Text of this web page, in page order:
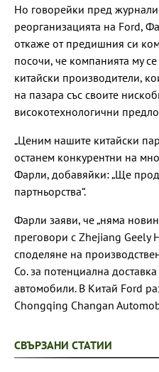
Но говорейки пред
реорганизацията на Ford,
откаже от предишния си
посочи, че компанията му
китайски производители,
на пазара със своите
високотехнологични
„Ценим нашите китайски
останем конкурентни на
Фарли, добавяйки: „Ще
партньорства“.
Фарли заяви, че „няма
преговори с Zhejiang Geely
споделяне на
Co. за потенциална
автомобили. В Китай Ford
Chongqing Changan
СВЪРЗАНИ СТАТИИ